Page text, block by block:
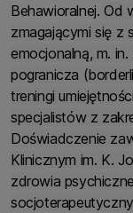
Behawioralnej. Od
zmagającymi się z
emocjonalną, m.
pogranicza
treningi
specjalistów z
Doświadczenie
Klinicznym im. K.
zdrowia